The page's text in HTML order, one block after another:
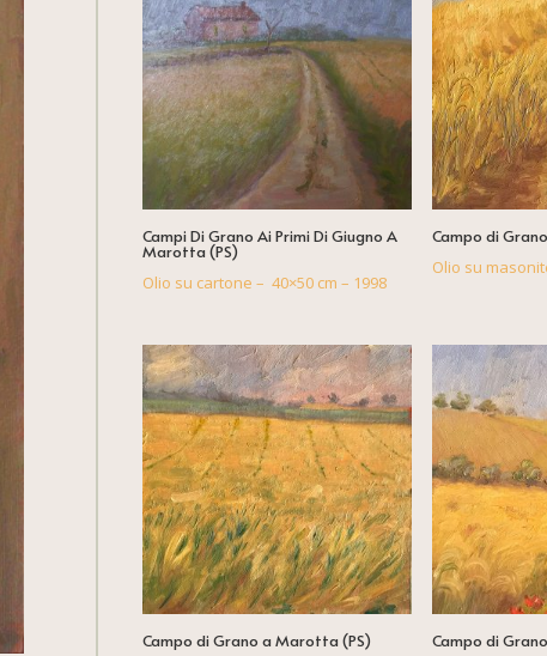
Campi Di Grano Ai Primi Di Giugno A
Marotta (PS)
Olio su cartone – 40×50 cm – 1998
Campo di
Olio su
Campo di Grano a Marotta (PS) Campo di